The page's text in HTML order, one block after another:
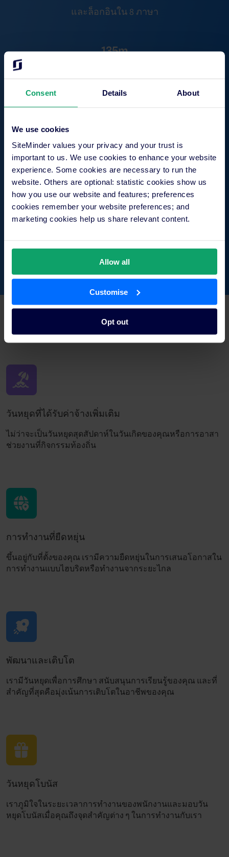
Consent Details About
We use cookies
SiteMinder values your privacy and your trust is
important to us. We use cookies to enhance your website
experience. Some cookies are necessary to run the
website. Others are optional: statistic cookies show us
how you use our website and features; preferences
cookies remember your website preferences; and
marketing cookies help us share relevant content.
Allow all
Customise
Opt out
และล็อกอินใน 8 ภาษา
135m
รายได้จากโรงแรมประจำปี
20 ปี
เป็นผู้นำในอุตสาหกรรม
24/7 สนับสนุน
ใน 11 ภาษา
สวัสดิการของเรา
วันหยุดที่ได้รับค่าจ้างเพิ่มเติม
ไม่ว่าจะเป็นวันหยุดสุดสัปดาห์ในวันเกิดของคุณหรือการอาสา
ช่วยงานที่กิจกรรมท้องถิ่น
การทำงานที่ยืดหยุ่น
ขึ้นอยู่กับที่ตั้งของคุณ เรามีความยืดหยุ่นในการเสนอโอกาสใน
การทำงานแบบไฮบริดหรือทำงานจากระยะไกล
พัฒนาและเติบโต
เรามีวันหยุดเพื่อการศึกษา สนับสนุนการเรียนรู้ของคุณ และที่
สำคัญที่สุดคือมุ่งเน้นการเติบโตในอาชีพของคุณ
วันหยุดโบนัส
เราภูมิใจในระยะเวลาการทำงานของพนักงานและมอบวัน
หยุดโบนัสเมื่อคุณถึงจุดสำคัญต่าง ๆ ในการทำงานกับเรา